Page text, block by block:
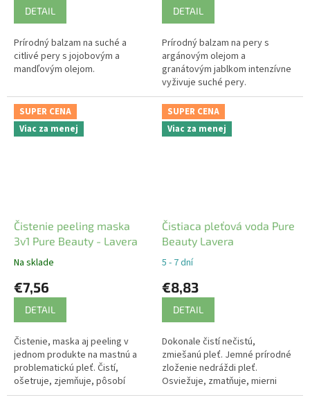
DETAIL
Prírodný balzam na suché a
citlivé pery s jojobovým a
mandľovým olejom.
DETAIL
Prírodný balzam na pery s
argánovým olejom a
granátovým jablkom intenzívne
vyživuje suché pery.
SUPER CENA
Viac za menej
Čistenie peeling maska
3v1 Pure Beauty - Lavera
Na sklade
€7,56
DETAIL
Čistenie, maska aj peeling v
jednom produkte na mastnú a
problematickú pleť. Čistí,
ošetruje, zjemňuje, pôsobí
protizápalovo.
SUPER CENA
Viac za menej
Čistiaca pleťová voda Pure
Beauty Lavera
5 - 7 dní
€8,83
DETAIL
Dokonale čistí nečistú,
zmiešanú pleť. Jemné prírodné
zloženie nedráždi pleť.
Osviežuje, zmatňuje, mierni
zápaly, hĺbkovo čistí.